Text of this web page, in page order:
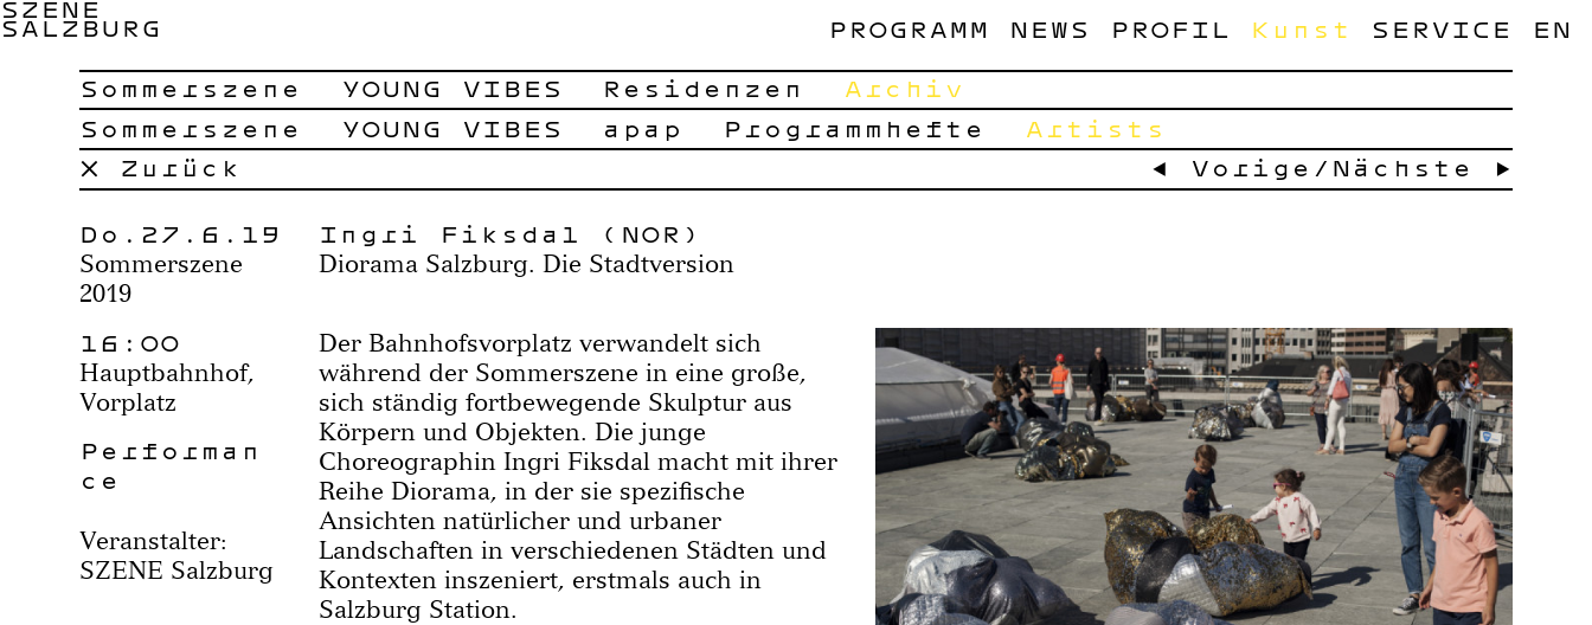
SZENE
SALZBURG PROGRAMM NEWS PROFIL
Kunst
Sommerszene
YOUNG VIBES Residenzen
Archiv
Sommerszene
YOUNG VIBES apap Programmhefte Artists
SERVICE EN
× Zurück ← Vorige / Nächste →
Do.27.6.19
Sommerszene
2019
Ingri Fiksdal (NOR)
Diorama Salzburg. Die Stadtversion
16:00
Hauptbahnhof,
Vorplatz
Performan
ce
Veranstalter:
SZENE Salzburg
Der Bahnhofsvorplatz verwandelt sich
während der Sommerszene in eine große,
sich ständig fortbewegende Skulptur aus
Körpern und Objekten. Die junge
Choreographin Ingri Fiksdal macht mit ihrer
Reihe Diorama, in der sie spezifische
Ansichten natürlicher und urbaner
Landschaften in verschiedenen Städten und
Kontexten inszeniert, erstmals auch in
Salzburg Station.